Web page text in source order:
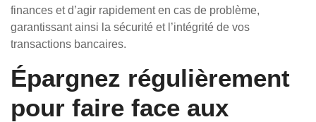
finances et d’agir rapidement en cas de problème,
garantissant ainsi la sécurité et l’intégrité de vos
transactions bancaires.
Épargnez régulièrement
pour faire face aux